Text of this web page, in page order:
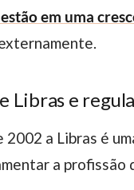
em uma
Libras e
2002 a Libras é
a